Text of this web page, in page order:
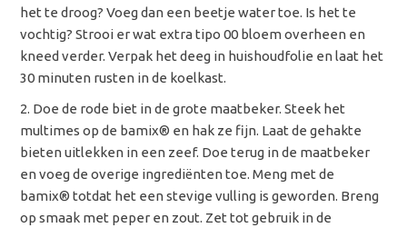
het te droog? Voeg dan een beetje water toe. Is het te
vochtig? Strooi er wat extra tipo 00 bloem overheen en
kneed verder. Verpak het deeg in huishoudfolie en laat het
30 minuten rusten in de koelkast.
Doe de rode biet in de grote maatbeker. Steek het
multimes op de bamix® en hak ze fijn. Laat de gehakte
bieten uitlekken in een zeef. Doe terug in de maatbeker
en voeg de overige ingrediënten toe. Meng met de
bamix® totdat het een stevige vulling is geworden. Breng
op smaak met peper en zout. Zet tot gebruik in de